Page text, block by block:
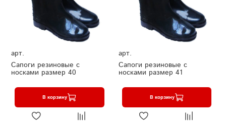
арт.
Сапоги резиновые с
носками размер 40
В корзину
арт.
Сапоги резиновые с
носками размер 41
В корзину